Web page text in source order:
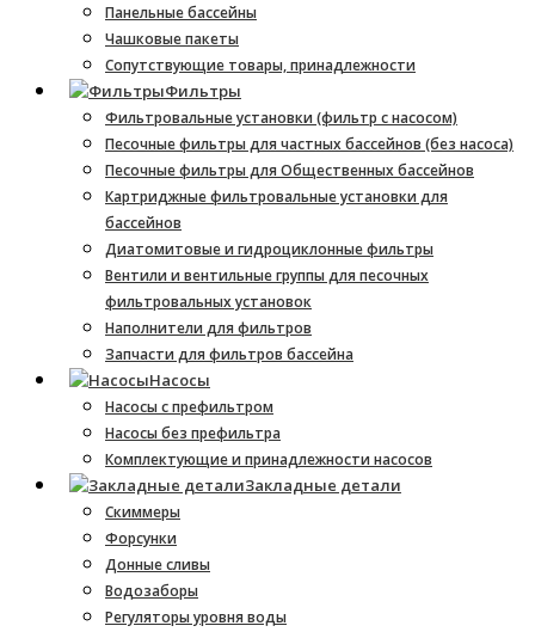
Панельные бассейны
Чашковые пакеты
Сопутствующие товары, принадлежности
Фильтры
Фильтровальные установки (фильтр с насосом)
Песочные фильтры для частных бассейнов (без насоса)
Песочные фильтры для Общественных бассейнов
Картриджные фильтровальные установки для
бассейнов
Диатомитовые и гидроциклонные фильтры
Вентили и вентильные группы для песочных
фильтровальных установок
Наполнители для фильтров
Запчасти для фильтров бассейна
Насосы
Насосы с префильтром
Насосы без префильтра
Комплектующие и принадлежности насосов
Закладные детали
Скиммеры
Форсунки
Донные сливы
Водозаборы
Регуляторы уровня воды